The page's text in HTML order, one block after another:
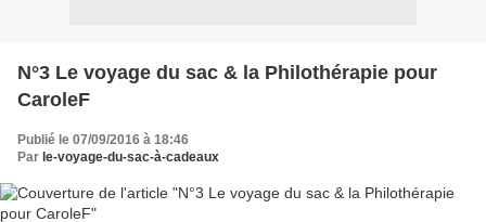
N°3 Le voyage du sac & la Philothérapie pour
CaroleF
Publié le 07/09/2016 à 18:46
Par le-voyage-du-sac-à-cadeaux